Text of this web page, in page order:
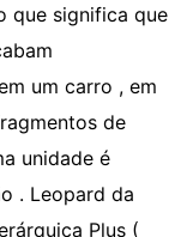
que significa que
um carro , em
de
unidade é
. Leopard da
Plus (